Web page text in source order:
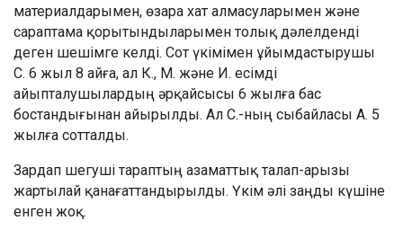
материалдарымен, өзара хат алмасуларымен және
сараптама қорытындыларымен толық дәлелденді
деген шешімге келді. Сот үкімімен ұйымдастырушы
С. 6 жыл 8 айға, ал К., М. және И. есімді
айыпталушылардың әрқайсысы 6 жылға бас
бостандығынан айырылды. Ал С.-ның сыбайласы А. 5
жылға сотталды.
Зардап шегуші тараптың азаматтық талап-арызы
жартылай қанағаттандырылды. Үкім әлі заңды күшіне
енген жоқ.